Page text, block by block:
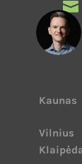

Kaunas
Vilnius